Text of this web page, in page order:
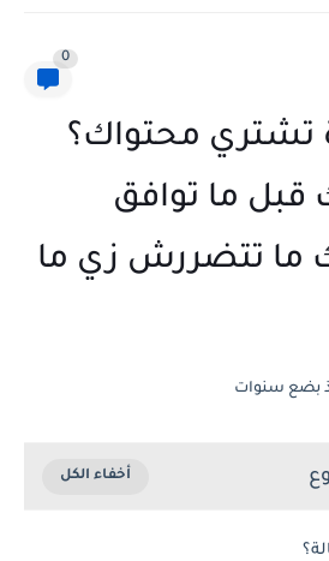
0
تشتري محتواك؟
ما توافق
ما تتضررش زي ما
بضع سنوات